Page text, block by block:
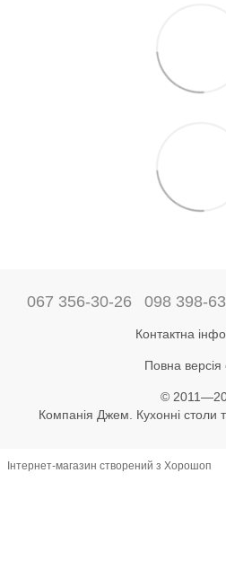
067 356-30-26 098 398-
Контактна
Повна версія
©
Компанія Джем. Кухонні столи
Інтернет-магазин створений з Хорошоп